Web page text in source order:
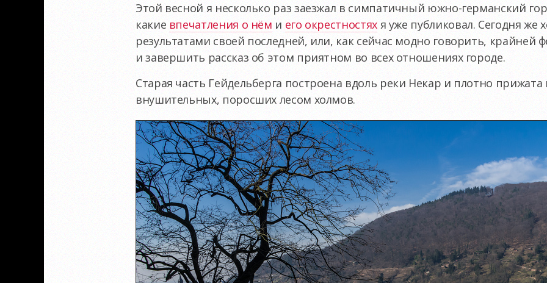
Этой весной я несколько раз заезжал в симпатичный южно-германский
какие впечатления о нём и его окрестностяхя уже публиковал. Сегодня же
результатами своей последней, или, как сейчас модно говорить, крайней
и завершить рассказ об этом приятном во всех отношениях городе.
Старая часть Гейдельберга построена вдоль реки Некар и плотно
внушительных, поросших лесом холмов.